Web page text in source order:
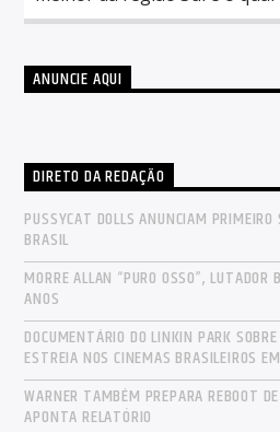
ANUNCIE AQUI
DIRETO DA REDAÇÃO
PUSSYCAT DOLLS ANUNCIAM PRIMEIRO
BRASIL
MORRE ALLAN “PURO OSSO”, LUTADOR
ANOS
DOCUMENTÁRIO DO LINKIN PARK
ESTREIA NOS CINEMAS BRASILEIROS
WARNER TAMBÉM PREPARA REBOOT
APONTA RELATÓRIO